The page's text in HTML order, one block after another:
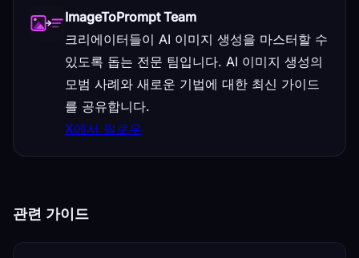
ImageToPrompt Team
크리에이터들이 AI 이미지 생성을 마스터할 수
있도록 돕는 전문 팀입니다. AI 이미지 생성의
모범 사례와 새로운 기법에 대한 최신 가이드
를 공유합니다.
X에서 팔로우
관련 가이드